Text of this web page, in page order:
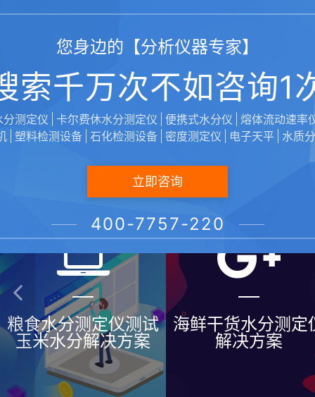
载，称重精度0.001g
载，称重精度
粮食水分测定仪测试
玉米水分解决方案
海鲜干货水分测定
解决方案
您身边的【分析仪器专家】
索千万次不如咨询1
分测定仪 卡尔费休水分测定仪 便携式水分仪 熔体流动速率
塑料检测设备 石化检测设备 密度测定仪 电子天平 水质
立即咨询
400-7757-220